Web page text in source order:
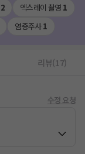
2 엑스레이 촬영 1
염증주사1
리뷰(17)
수정 요청